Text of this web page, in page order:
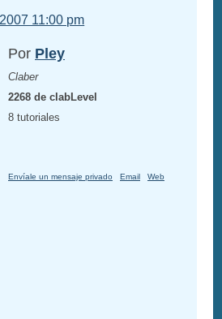
11:00 pm
Por Pley
Claber
2268 de clabLevel
8 tutoriales
Envíale un mensaje privado Email Web